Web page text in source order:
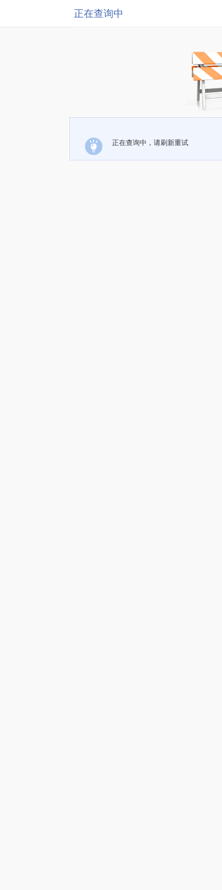
正在查询中
正在查询中，请刷新重试